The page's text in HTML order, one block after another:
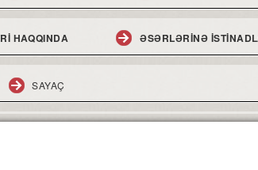
HAQQINDA ƏSƏRLƏRİNƏ
SAYAÇ